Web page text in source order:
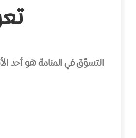
التسوّق في المنامة هو أحد